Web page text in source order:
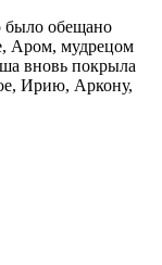
было обещано
Аром, мудрецом
вновь покрыла
Ирию, Аркону,